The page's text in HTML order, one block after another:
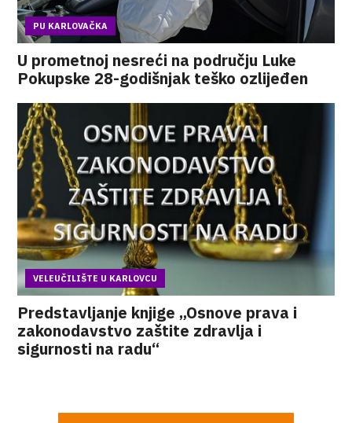
PU KARLOVAČKA
U prometnoj nesreći na području Luke
Pokupske 28-godišnjak teško ozlijeđen
VELEUČILIŠTE U KARLOVCU
Predstavljanje knjige „Osnove prava i
zakonodavstvo zaštite zdravlja i
sigurnosti na radu“